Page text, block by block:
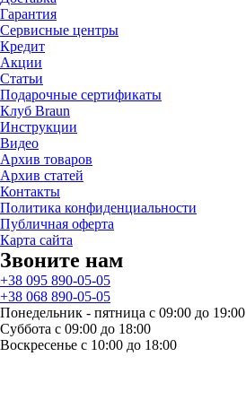
Гарантия
Сервисные центры
Кредит
Акции
Статьи
Подарочные сертификаты
Клуб Braun
Инструкции
Видео
Архив товаров
Архив статей
Контакты
Политика конфиденциальности
Публичная оферта
Карта сайта
Звоните нам
+38 095 890-05-05
+38 068 890-05-05
Понедельник - пятница с 09:00 до 19:00
Суббота с 09:00 до 18:00
Воскресенье с 10:00 до 18:00